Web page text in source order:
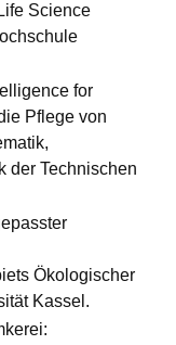
Science
for
Pflege von
der Technischen
Ökologischer
Kassel.